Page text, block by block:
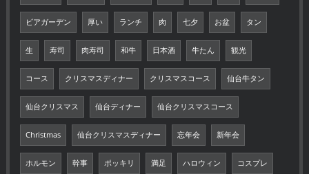
ビアガーデン 厚い ランチ 肉 七夕 お盆 タン
生 寿司 肉寿司 和牛 日本酒 牛たん 観光
コース クリスマスディナー クリスマスコース 仙台牛タン
仙台クリスマス 仙台ディナー 仙台クリスマスコース
Christmas 仙台クリスマスディナー 忘年会 新年会
ホルモン 幹事 ポッキリ 満足 ハロウィン コスプレ